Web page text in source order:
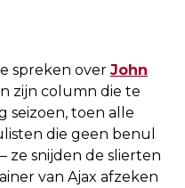
spreken over John
zijn column die te
seizoen, toen alle
die geen benul
ze snijden de slierten
van Ajax afzeken